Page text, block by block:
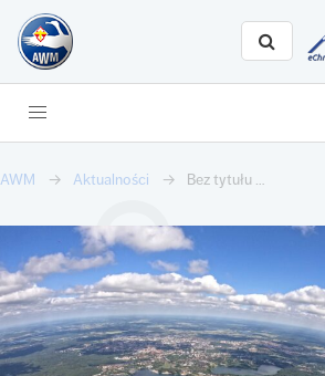
AWM Aktualności Bez tytułu …